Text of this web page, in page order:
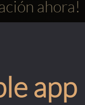
ahora!
app